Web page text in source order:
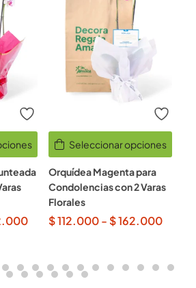
Seleccionar opciones
Orquídea Magenta para
Condolencias con 2 Varas
Florales
$112.000- $162.000